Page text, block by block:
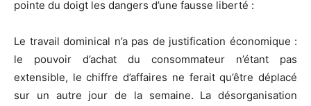
pointe du doigt les dangers d’une fausse liberté :
Le travail dominical n’a pas de justification économique :
le pouvoir d’achat du consommateur n’étant pas
extensible, le chiffre d’affaires ne ferait qu’être déplacé
sur un autre jour de la semaine. La désorganisation